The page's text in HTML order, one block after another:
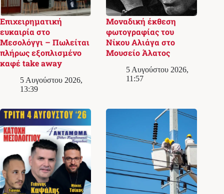
Επιχειρηματική
ευκαιρία στο
Μεσολόγγι – Πωλείται
πλήρως εξοπλισμένο
καφέ take away
5 Αυγούστου 2026,
13:39
Μοναδική έκθεση
φωτογραφίας του
Νίκου Αλιάγα στο
Μουσείο Άλατος
5 Αυγούστου 2026,
11:57